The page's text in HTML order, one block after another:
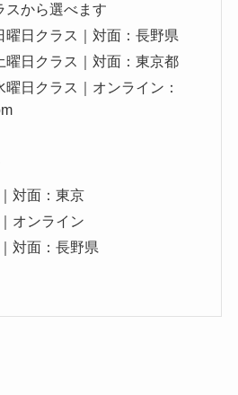
スから選べます
日クラス｜対面：長野県
日クラス｜対面：東京都
日クラス｜オンライン：
対面：東京
オンライン
対面：長野県